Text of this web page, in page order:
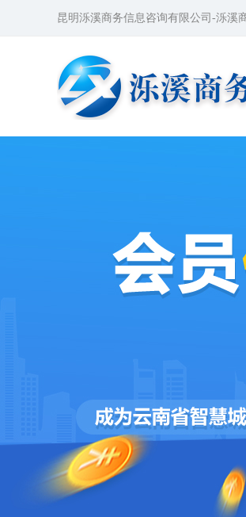
昆明泺溪商务信息咨询有限公司-泺溪